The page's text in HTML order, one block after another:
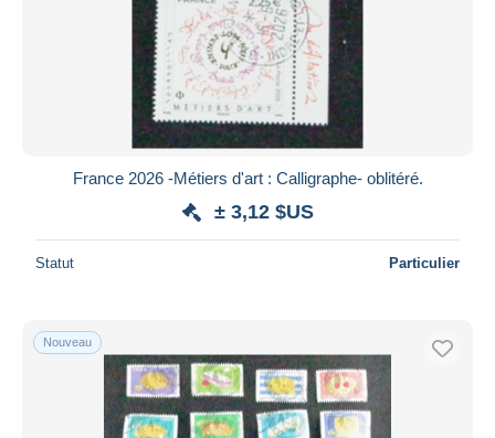
France 2026 -Métiers d'art : Calligraphe- oblitéré.
± 3,12 $US
Statut Particulier
Nouveau